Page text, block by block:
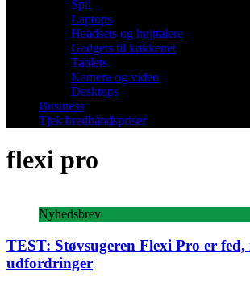
Spil
Laptops
Headsets og højttalere
Gadgets til køkkenet
Tablets
Kamera og video
Desktops
Business
Tjek bredbåndspriser
flexi pro
Nyhedsbrev
TEST: Støvsugeren Flexi Pro er fed,
udfordringer